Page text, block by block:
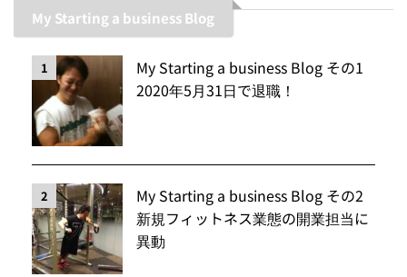
My Starting a business Blog
1
My Starting a business Blog その1
2020年5月31日で退職！
2
My Starting a business Blog その2
新規フィットネス業態の開業担当に
異動